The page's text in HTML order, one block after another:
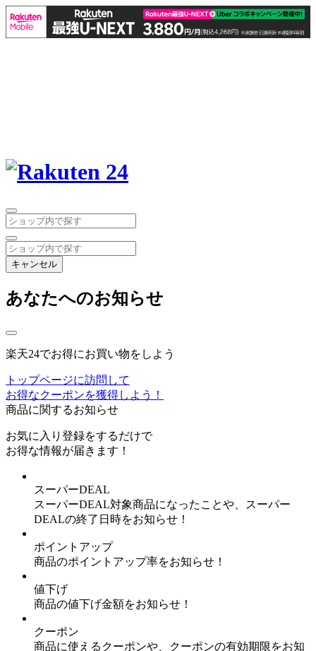
キャンセル
あなたへのお知らせ
楽天24でお得にお買い物をしよう
トップページに訪問して
お得なクーポンを獲得しよう！
商品に関するお知らせ
お気に入り登録をするだけで
お得な情報が届きます！
スーパーDEAL
スーパーDEAL対象商品になったことや、スーパー
DEALの終了日時をお知らせ！
ポイントアップ
商品のポイントアップ率をお知らせ！
値下げ
商品の値下げ金額をお知らせ！
クーポン
商品に使えるクーポンや、クーポンの有効期限をお知